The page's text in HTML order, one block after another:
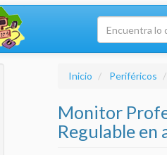
Inicio Periféricos
Monitor
Regulable